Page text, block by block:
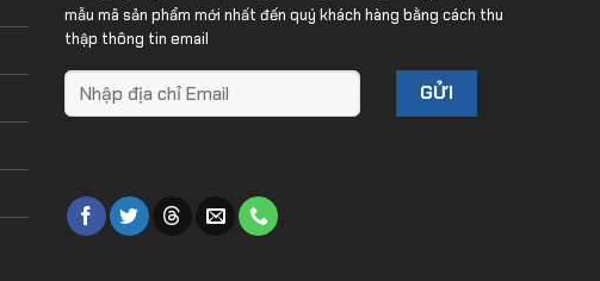
mẫu mã sản phẩm mới nhất đến quý khách hàng bằng cách thu
thập thông tin email